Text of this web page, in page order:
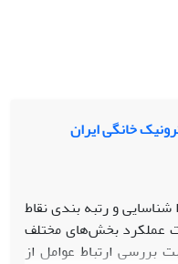
و رتبه بندی نقاط
عملکرد بخش­‌های مختلف
بررسی ارتباط عوامل از